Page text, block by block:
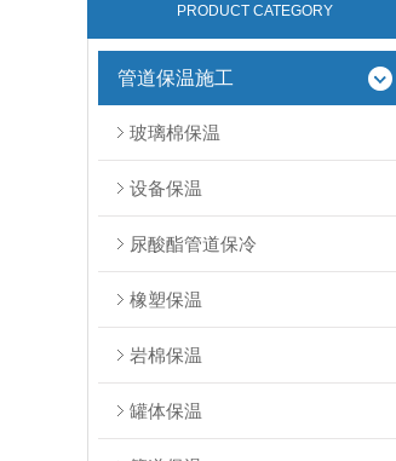
PRODUCT CATEGORY
管道保温施工
玻璃棉保温
设备保温
尿酸酯管道保冷
橡塑保温
岩棉保温
罐体保温